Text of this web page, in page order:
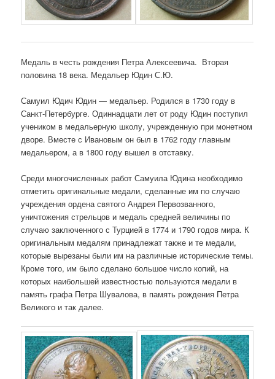
Медаль в честь рождения Петра Алексеевича. Вторая
половина 18 века. Медальер Юдин С.Ю.
Самуил Юдич Юдин — медальер. Родился в 1730 году в
Санкт-Петербурге. Одиннадцати лет от роду Юдин поступил
учеником в медальерную школу, учрежденную при монетном
дворе. Вместе с Ивановым он был в 1762 году главным
медальером, а в 1800 году вышел в отставку.
Среди многочисленных работ Самуила Юдина необходимо
отметить оригинальные медали, сделанные им по случаю
учреждения ордена святого Андрея Первозванного,
уничтожения стрельцов и медаль средней величины по
случаю заключенного с Турцией в 1774 и 1790 годов мира. К
оригинальным медалям принадлежат также и те медали,
которые вырезаны были им на различные исторические темы.
Кроме того, им было сделано большое число копий, на
которых наибольшей известностью пользуются медали в
память графа Петра Шувалова, в память рождения Петра
Великого и так далее.